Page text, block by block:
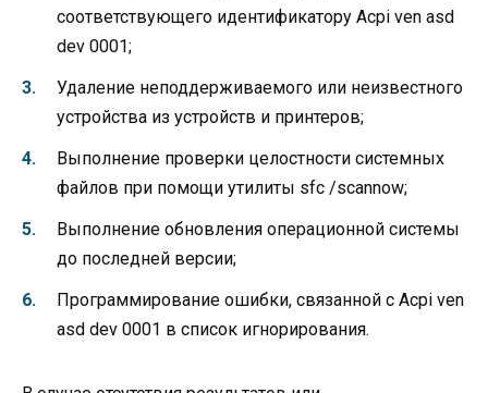
соответствующего идентификатору Acpi ven asd
dev 0001;
Удаление неподдерживаемого или неизвестного
устройства из устройств и принтеров;
Выполнение проверки целостности системных
файлов при помощи утилиты sfc /scannow;
Выполнение обновления операционной системы
до последней версии;
Программирование ошибки, связанной с Acpi ven
asd dev 0001 в список игнорирования.